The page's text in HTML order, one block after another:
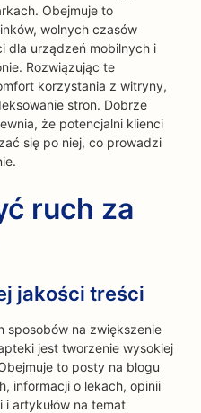
Obejmuje to
wolnych czasów
dla urządzeń mobilnych i
Rozwiązując te
korzystania z witryny,
stron. Dobrze
że potencjalni klienci
się po niej, co prowadzi
ruch za
jakości treści
sposobów na zwiększenie
jest tworzenie wysokiej
to posty na blogu
informacji o lekach, opinii
artykułów na temat